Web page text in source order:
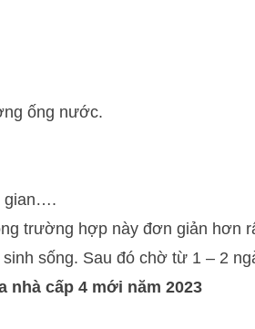
ống nước.
gian….
trường hợp này đơn giản hơn
sống. Sau đó chờ từ 1 – 2
nhà cấp 4 mới năm 2023